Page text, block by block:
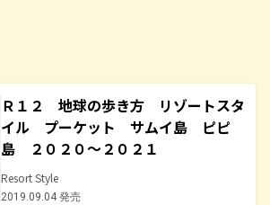
Ｒ１２ 地球の歩き方 リゾートスタ
イル プーケット サムイ島 ピピ
島 ２０２０～２０２１
Resort Style
2019.09.04 発売